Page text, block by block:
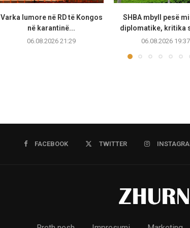
Varka lumore në RD të Kongos
në karantinë...
06.08.2026 21:29
SHBA mbyll pesë
diplomatike, kritika
06.08.2026 19:37
FACEBOOK TWITTER